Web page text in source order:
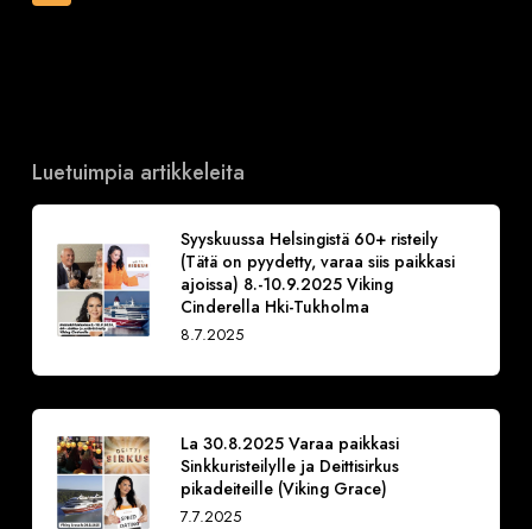
Luetuimpia artikkeleita
Syyskuussa Helsingistä 60+ risteily
(Tätä on pyydetty, varaa siis paikkasi
ajoissa) 8.-10.9.2025 Viking
Cinderella Hki-Tukholma
8.7.2025
La 30.8.2025 Varaa paikkasi
Sinkkuristeilylle ja Deittisirkus
pikadeiteille (Viking Grace)
7.7.2025